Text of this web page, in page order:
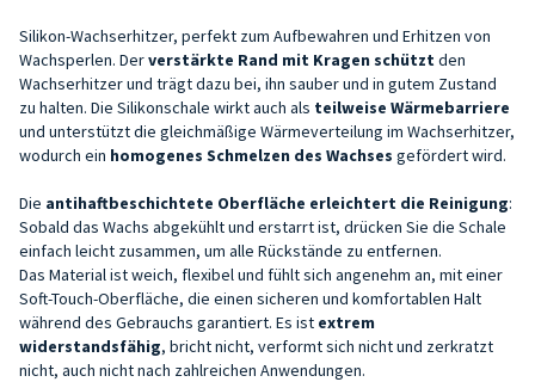
Silikon-Wachserhitzer, perfekt zum Aufbewahren und Erhitzen von
Wachsperlen. Derverstärkte Rand mit Kragen schützt den
Wachserhitzer und trägt dazu bei, ihn sauber und in gutem Zustand
zu halten. Die Silikonschale wirkt auch als teilweise Wärmebarriere
und unterstützt die gleichmäßige Wärmeverteilung im Wachserhitzer,
wodurch ein homogenes Schmelzen des Wachses gefördert wird.
Die antihaftbeschichtete Oberfläche erleichtert die Reinigung:
Sobald das Wachs abgekühlt und erstarrt ist, drücken Sie die Schale
einfach leicht zusammen, um alle Rückstände zu entfernen.
Das Material ist weich, flexibel und fühlt sich angenehm an, mit einer
Soft-Touch-Oberfläche, die einen sicheren und komfortablen Halt
während des Gebrauchs garantiert. Es ist extrem
widerstandsfähig, bricht nicht, verformt sich nicht und zerkratzt
nicht, auch nicht nach zahlreichen Anwendungen.